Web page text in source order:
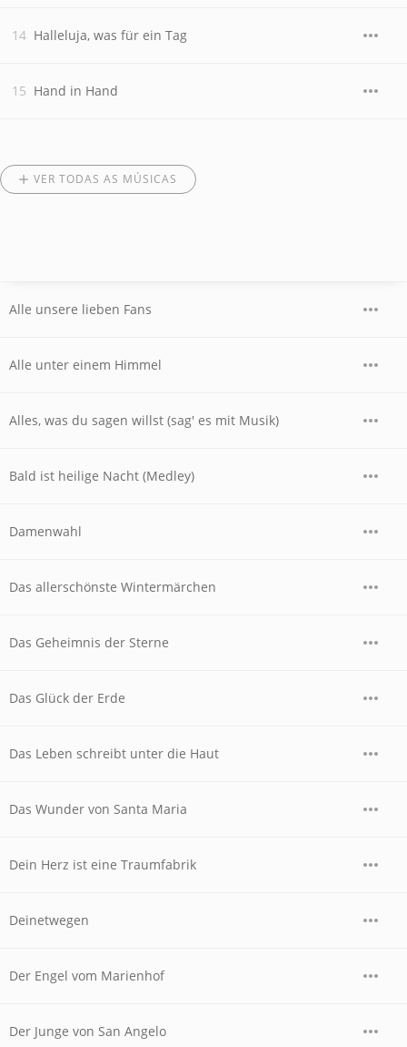
Halleluja, was für ein Tag
Hand in Hand
VER TODAS AS MÚSICAS
Alle unsere lieben Fans
Alle unter einem Himmel
Alles, was du sagen willst (sag' es mit Musik)
Bald ist heilige Nacht (Medley)
Damenwahl
Das allerschönste Wintermärchen
Das Geheimnis der Sterne
Das Glück der Erde
Das Leben schreibt unter die Haut
Das Wunder von Santa Maria
Dein Herz ist eine Traumfabrik
Deinetwegen
Der Engel vom Marienhof
Der Junge von San Angelo